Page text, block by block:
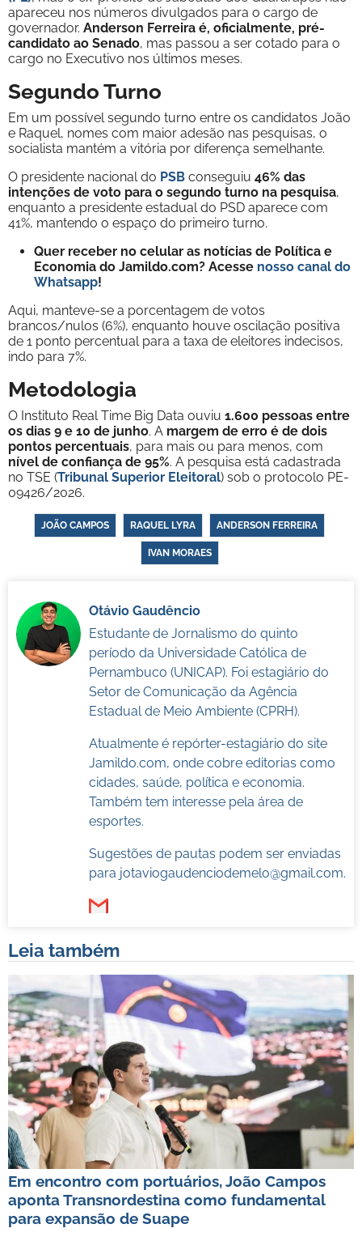
apareceu nos números divulgados para o cargo de
governador. Anderson Ferreira é, oficialmente, pré-
candidato ao Senado, mas passou a ser cotado para o
cargo no Executivo nos últimos meses.
Segundo Turno
Em um possível segundo turno entre os candidatos João
e Raquel, nomes com maior adesão nas pesquisas, o
socialista mantém a vitória por diferença semelhante.
O presidente nacional do PSB conseguiu 46% das
intenções de voto para o segundo turno na pesquisa,
enquanto a presidente estadual do PSD aparece com
41%, mantendo o espaço do primeiro turno.
Quer receber no celular as notícias de Política e
Economia do Jamildo.com? Acesse nosso canal do
Whatsapp!
Aqui, manteve-se a porcentagem de votos
brancos/nulos (6%), enquanto houve oscilação positiva
de 1 ponto percentual para a taxa de eleitores indecisos,
indo para 7%.
Metodologia
O Instituto Real Time Big Data ouviu 1.600 pessoas entre
os dias 9 e 10 de junho. A margem de erro é de dois
pontos percentuais, para mais ou para menos, com
nível de confiança de 95%. A pesquisa está cadastrada
no TSE (Tribunal Superior Eleitoral) sob o protocolo PE-
09426/2026.
JOÃO CAMPOS RAQUEL LYRA ANDERSON FERREIRA
IVAN MORAES
Otávio Gaudêncio
Estudante de Jornalismo do quinto
período da Universidade Católica de
Pernambuco (UNICAP). Foi estagiário do
Setor de Comunicação da Agência
Estadual de Meio Ambiente (CPRH).
Atualmente é repórter-estagiário do site
Jamildo.com, onde cobre editorias como
cidades, saúde, política e economia.
Também tem interesse pela área de
esportes.
Sugestões de pautas podem ser enviadas
para jotaviogaudenciodemelo@gmail.com.
Leia também
Em encontro com portuários, João Campos
aponta Transnordestina como fundamental
para expansão de Suape